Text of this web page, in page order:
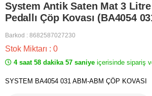
System Antik Saten Mat 3
Pedallı Çöp Kovası (BA4054
Barkod : 8682587027230
Stok Miktarı : 0
4 saat 58 dakika 57 saniye içerisinde sipariş
SYSTEM BA4054 031 ABM-ABM ÇÖP KOVASI